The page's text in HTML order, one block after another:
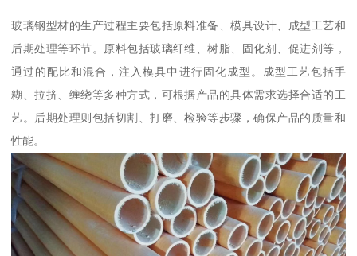
玻璃钢型材的生产过程主要包括原料准备、模具设计、成型工艺和
后期处理等环节。原料包括玻璃纤维、树脂、固化剂、促进剂等，
通过的配比和混合，注入模具中进行固化成型。成型工艺包括手
糊、拉挤、缠绕等多种方式，可根据产品的具体需求选择合适的工
艺。后期处理则包括切割、打磨、检验等步骤，确保产品的质量和
性能。